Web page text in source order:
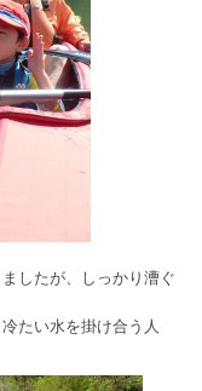
したが、しっかり漕ぐ
たい水を掛け合う人